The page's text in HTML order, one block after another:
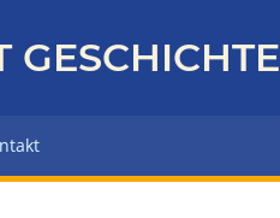
GESCHICHTE